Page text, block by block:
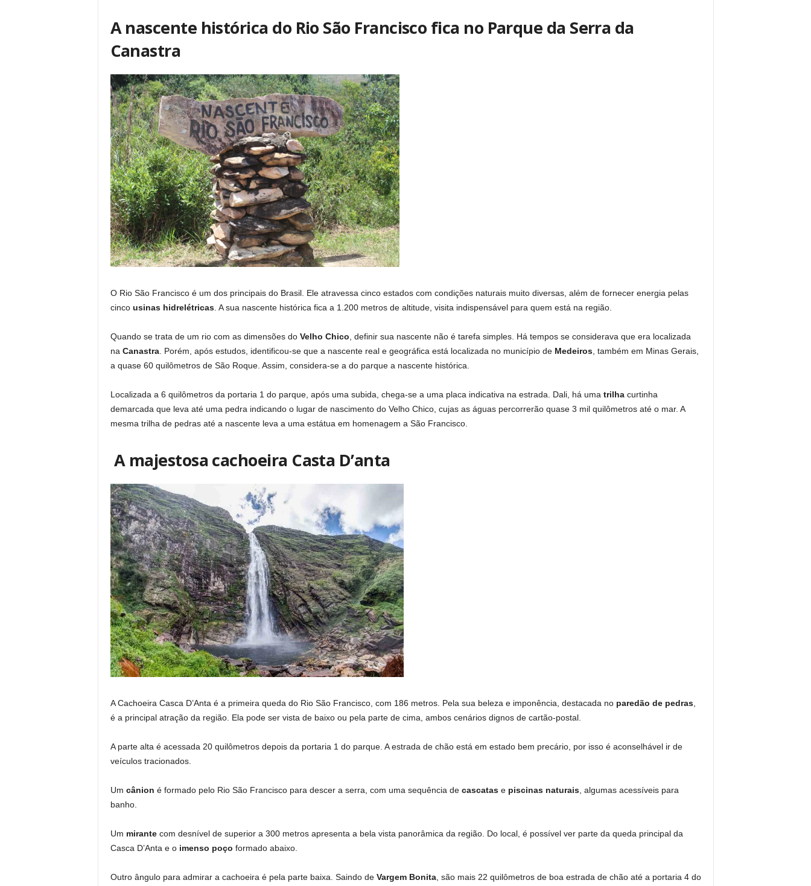
A nascente histórica do Rio São Francisco fica no Parque da Serra da
Canastra
O Rio São Francisco é um dos principais do Brasil. Ele atravessa cinco estados com condições naturais muito diversas, além de fornecer energia pelas
cinco usinas hidrelétricas. A sua nascente histórica fica a 1.200 metros de altitude, visita indispensável para quem está na região.
Quando se trata de um rio com as dimensões do Velho Chico, definir sua nascente não é tarefa simples. Há tempos se considerava que era localizada
na Canastra. Porém, após estudos, identificou-se que a nascente real e geográfica está localizada no município de Medeiros, também em Minas Gerais,
a quase 60 quilômetros de São Roque. Assim, considera-se a do parque a nascente histórica.
Localizada a 6 quilômetros da portaria 1 do parque, após uma subida, chega-se a uma placa indicativa na estrada. Dali, há uma trilhacurtinha
demarcada que leva até uma pedra indicando o lugar de nascimento do Velho Chico, cujas as águas percorrerão quase 3 mil quilômetros até o mar. A
mesma trilha de pedras até a nascente leva a uma estátua em homenagem a São Francisco.
A majestosa cachoeira Casta D’anta
A Cachoeira Casca D’Anta é a primeira queda do Rio São Francisco, com 186 metros. Pela sua beleza e imponência, destacada no paredão de pedras,
é a principal atração da região. Ela pode ser vista de baixo ou pela parte de cima, ambos cenários dignos de cartão-postal.
A parte alta é acessada 20 quilômetros depois da portaria 1 do parque. A estrada de chão está em estado bem precário, por isso é aconselhável ir de
veículos tracionados.
Um cânion é formado pelo Rio São Francisco para descer a serra, com uma sequência de cascatase piscinas naturais, algumas acessíveis para
banho.
Um mirantecom desnível de superior a 300 metros apresenta a bela vista panorâmica da região. Do local, é possível ver parte da queda principal da
Casca D’Anta e o imenso poço formado abaixo.
Outro ângulo para admirar a cachoeira é pela parte baixa. Saindo de Vargem Bonita, são mais 22 quilômetros de boa estrada de chão até a portaria 4 do